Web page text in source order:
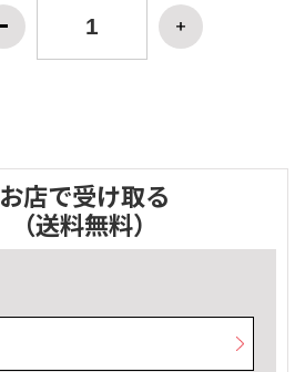
お店で受け取る
（送料無料）